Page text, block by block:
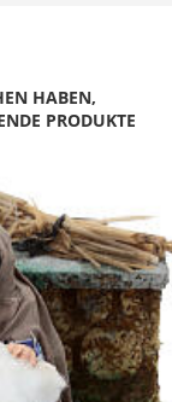
HABEN,
PRODUKTE